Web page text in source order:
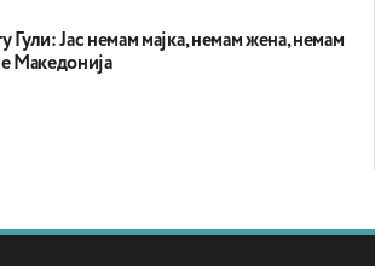
Јас немам мајка, немам жена, немам
е Македонија